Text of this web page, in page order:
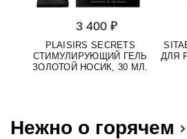
3 400 ₽
PLAISIRS SECRETS
СТИМУЛИРУЮЩИЙ ГЕЛЬ
ЗОЛОТОЙ НОСИК, 30 МЛ.
ДЛЯ
Нежно о горячем